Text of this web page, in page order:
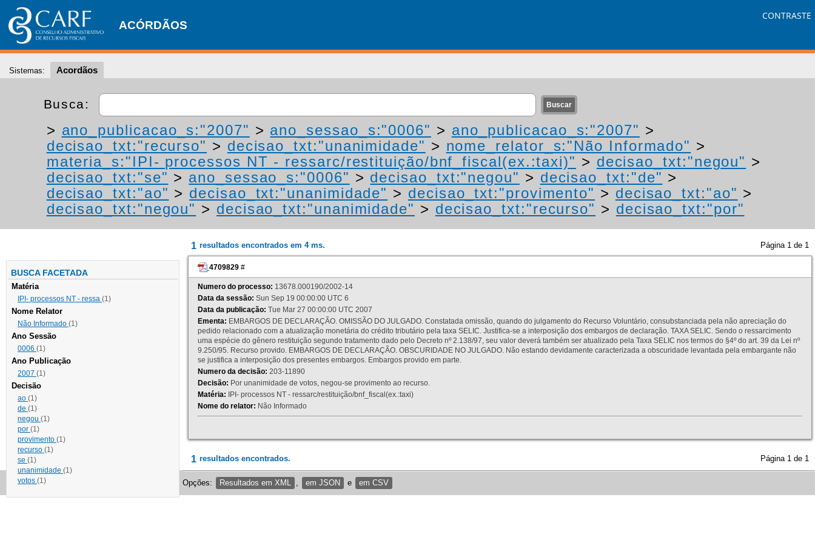
ACÓRDÃOS
CONTRASTE
Sistemas: Acordãos
Busca:
> ano_publicacao_s:"2007" > ano_sessao_s:"0006" > ano_publicacao_s:"2007" >
decisao_txt:"recurso" > decisao_txt:"unanimidade" > nome_relator_s:"Não Informado" >
materia_s:"IPI- processos NT - ressarc/restituição/bnf_fiscal(ex.:taxi)" > decisao_txt:"negou" >
decisao_txt:"se" > ano_sessao_s:"0006" > decisao_txt:"negou" > decisao_txt:"de" >
decisao_txt:"ao" > decisao_txt:"unanimidade" > decisao_txt:"provimento" > decisao_txt:"ao" >
decisao_txt:"negou" > decisao_txt:"unanimidade" > decisao_txt:"recurso" > decisao_txt:"por"
BUSCA FACETADA
Matéria
IPI- processos NT - ressa (1)
Nome Relator
Não Informado (1)
Ano Sessão
0006 (1)
Ano Publicação
2007 (1)
Decisão
ao (1)
de (1)
negou (1)
por (1)
provimento (1)
recurso (1)
se (1)
unanimidade (1)
votos (1)
1 resultados encontrados em 4 ms. Página 1 de 1
4709829 #
Numero do processo: 13678.000190/2002-14
Data da sessão: Sun Sep 19 00:00:00 UTC 6
Data da publicação: Tue Mar 27 00:00:00 UTC 2007
Ementa: EMBARGOS DE DECLARAÇÃO. OMISSÃO DO JULGADO. Constatada omissão, quando do julgamento do Recurso Voluntário, consubstanciada pela não apreciação do
pedido relacionado com a atualização monetária do crédito tributário pela taxa SELIC. Justifica-se a interposição dos embargos de declaração. TAXA SELIC. Sendo o ressarcimento
uma espécie do gênero restituição segundo tratamento dado pelo Decreto nº 2.138/97, seu valor deverá também ser atualizado pela Taxa SELIC nos termos do §4º do art. 39 da Lei nº
9.250/95. Recurso provido. EMBARGOS DE DECLARAÇÃO. OBSCURIDADE NO JULGADO. Não estando devidamente caracterizada a obscuridade levantada pela embargante não
se justifica a interposição dos presentes embargos. Embargos provido em parte.
Numero da decisão: 203-11890
Decisão: Por unanimidade de votos, negou-se provimento ao recurso.
Matéria: IPI- processos NT - ressarc/restituição/bnf_fiscal(ex.:taxi)
Nome do relator: Não Informado
1 resultados encontrados. Página 1 de 1
Opções: Resultados em XML em JSON e em CSV